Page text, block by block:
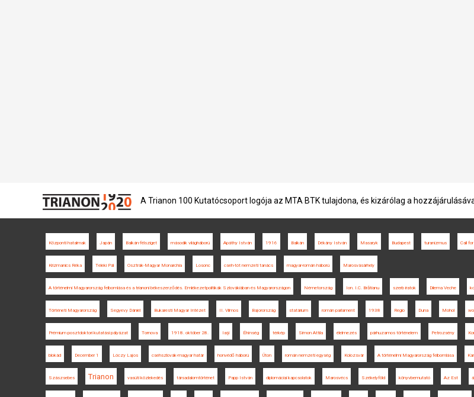
A Trianon 100 Kutatócsoport logója az MTA BTK tulajdona, és kizárólag a
Központi hatalmak Japán Balkán-félsziget második világháború Apáthy István 1916 Balkán Dékány István Masaryk Budapest turanizmus Call
Krizmanics Réka Teleki Pál Osztrák-Magyar Monarchia Losonc cseh-tót nemzeti tanács magyar-román háború Marosvásárhely
A történelmi Magyarország felbomlása és a trianoni békeszerződés. Emlékezetpolitikák Szlovákiában és Magyarországon Németország Ion. I.C. Brătianu szerb iratok Dilema Veche
Történeti Magyarország Segyevy Dániel Bukaresti Magyar Intézet II. Vilmos Bajorország statárium román parlament 1938 Regio Duna Mohol
Prémium posztdoktori kutatási pályázat Tornova 1918. október 28. Iaşi Éhínség térkép Simon Attila élelmezés párhuzamos történelem Petrozsény
blokád December 1 Lóczy Lajos csehszlovák-magyar határ honvédő háború Úton román nemzeti egység Kolozsvár A történelmi Magyarország felbomlása
Szászsebes Trianon vasúti közlekedés társadalomtörténet Papp István diplomáciai kapcsolatok Marosvécs Székelyföld könyvbemutató Az Est